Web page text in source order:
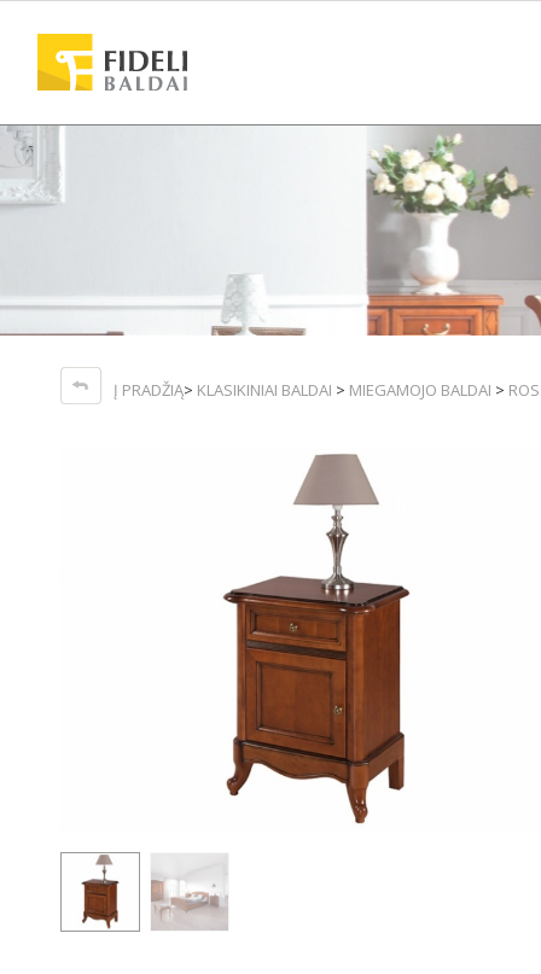
Į PRADŽIĄ> KLASIKINIAI BALDAI > MIEGAMOJO BALDAI >